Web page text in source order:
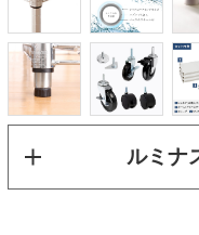
ルミナ